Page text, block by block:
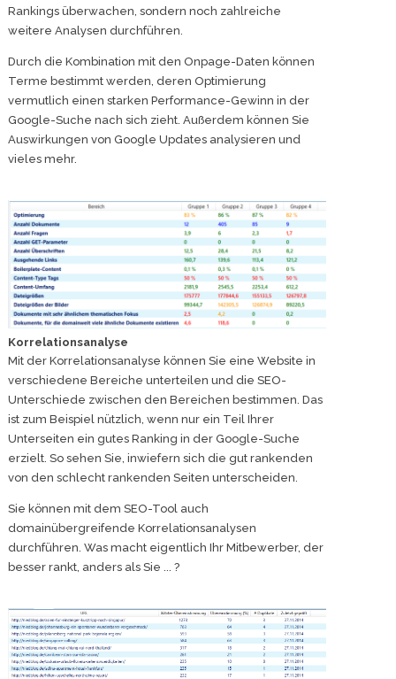
Rankings überwachen, sondern noch zahlreiche
weitere Analysen durchführen.
Durch die Kombination mit den Onpage-Daten können
Terme bestimmt werden, deren Optimierung
vermutlich einen starken Performance-Gewinn in der
Google-Suche nach sich zieht. Außerdem können Sie
Auswirkungen von Google Updates analysieren und
vieles mehr.
Korrelationsanalyse
Mit der Korrelationsanalyse können Sie eine Website in
verschiedene Bereiche unterteilen und die SEO-
Unterschiede zwischen den Bereichen bestimmen. Das
ist zum Beispiel nützlich, wenn nur ein Teil Ihrer
Unterseiten ein gutes Ranking in der Google-Suche
erzielt. So sehen Sie, inwiefern sich die gut rankenden
von den schlecht rankenden Seiten unterscheiden.
Sie können mit dem SEO-Tool auch
domainübergreifende Korrelationsanalysen
durchführen. Was macht eigentlich Ihr Mitbewerber, der
besser rankt, anders als Sie ... ?